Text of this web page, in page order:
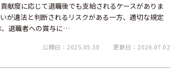
献度に応じて退職後でも支給されるケースがありま
が違法と判断されるリスクがある一方、適切な規定
、退職者への賞与に…
公開日：2025.05.30 更新日：2026.07.02